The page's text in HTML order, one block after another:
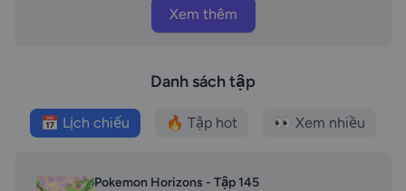
Xem thêm
Danh sách tập
📅 Lịch chiếu 🔥 Tập hot 👀 Xem nhiều
Pokemon Horizons - Tập 145